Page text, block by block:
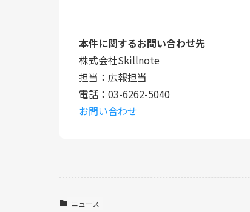
本件に関するお問い合わせ先
株式会社Skillnote
担当：広報担当
電話：03-6262-5040
お問い合わせ
ニュース